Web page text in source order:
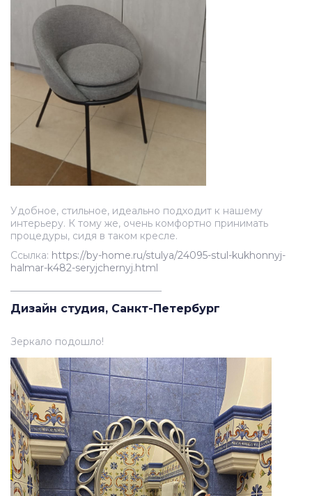
Удобное, стильное, идеально подходит к нашему
интерьеру. К тому же, очень комфортно принимать
процедуры, сидя в таком кресле.
Ссылка: https://by-home.ru/stulya/24095-stul-kukhonnyj-
halmar-k482-seryjchernyj.html
Дизайн студия, Санкт-Петербург
Зеркало подошло!